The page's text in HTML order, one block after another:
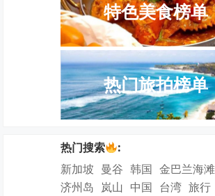
特色美食榜单
热门旅拍榜单
热门搜索
:
新加坡 曼谷 韩国 金巴兰海滩
济州岛 岚山 中国 台湾 旅行